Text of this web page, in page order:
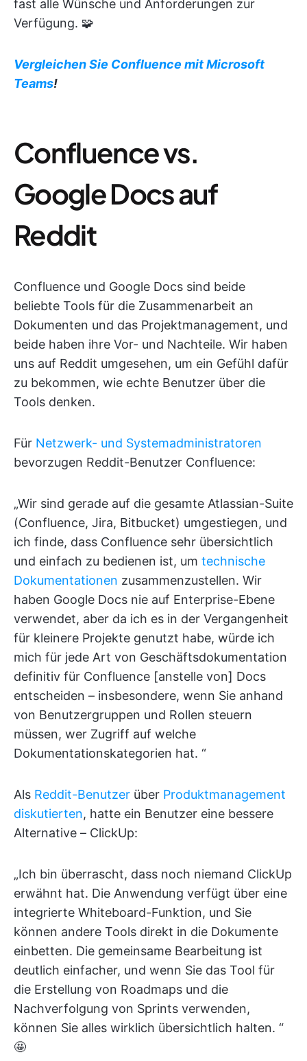
fast alle Wünsche und Anforderungen zur
Verfügung. 🧩
Vergleichen Sie Confluence mit Microsoft
Teams!
Confluence vs.
Google Docs auf
Reddit
Confluence und Google Docs sind beide
beliebte Tools für die Zusammenarbeit an
Dokumenten und das Projektmanagement, und
beide haben ihre Vor- und Nachteile. Wir haben
uns auf Reddit umgesehen, um ein Gefühl dafür
zu bekommen, wie echte Benutzer über die
Tools denken.
Für Netzwerk- und Systemadministratoren
bevorzugen Reddit-Benutzer Confluence:
„Wir sind gerade auf die gesamte Atlassian-Suite
(Confluence, Jira, Bitbucket) umgestiegen, und
ich finde, dass Confluence sehr übersichtlich
und einfach zu bedienen ist, um technische
Dokumentationen zusammenzustellen. Wir
haben Google Docs nie auf Enterprise-Ebene
verwendet, aber da ich es in der Vergangenheit
für kleinere Projekte genutzt habe, würde ich
mich für jede Art von Geschäftsdokumentation
definitiv für Confluence [anstelle von] Docs
entscheiden – insbesondere, wenn Sie anhand
von Benutzergruppen und Rollen steuern
müssen, wer Zugriff auf welche
Dokumentationskategorien hat. “
Als Reddit-Benutzer über Produktmanagement
diskutierten, hatte ein Benutzer eine bessere
Alternative – ClickUp:
„Ich bin überrascht, dass noch niemand ClickUp
erwähnt hat. Die Anwendung verfügt über eine
integrierte Whiteboard-Funktion, und Sie
können andere Tools direkt in die Dokumente
einbetten. Die gemeinsame Bearbeitung ist
deutlich einfacher, und wenn Sie das Tool für
die Erstellung von Roadmaps und die
Nachverfolgung von Sprints verwenden,
können Sie alles wirklich übersichtlich halten. “
🤩